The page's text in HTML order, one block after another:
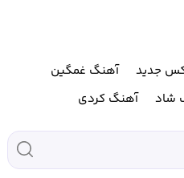
جدید
آهنگ غمگین
شاد آهنگ کردی